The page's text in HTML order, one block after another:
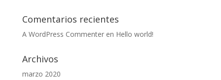
Comentarios recientes
A WordPress Commenteren Hello world!
Archivos
marzo 2020